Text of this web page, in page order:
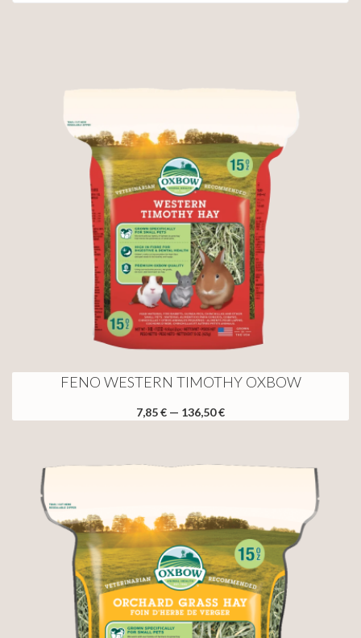
FENO WESTERN TIMOTHY OXBOW
7,85 € — 136,50 €